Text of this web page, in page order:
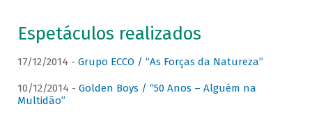
Espetáculos realizados
17/12/2014 - Grupo ECCO / “As Forças da Natureza”
10/12/2014 - Golden Boys / “50 Anos – Alguém na
Multidão”